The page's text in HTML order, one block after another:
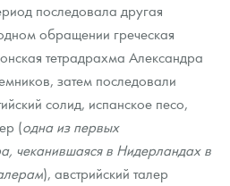
последовала другая
обращении греческая
тетрадрахма Александра
затем последовали
солид, испанское песо,
(одна из первых
чеканившаяся в Нидерландах в
), австрийский талер